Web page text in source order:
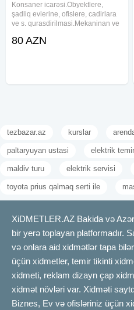
Konsaner icarəsi.Obyektlere,
şadliq evlerine, ofislere, cadirlara
ve s. qurasdirilmasi.Mekaninan ve
xidmetinizdeyik. Sifarise uyğun
80 AZN
tezbazar.az kurslar
paltaryuyan ustasi elektrik
maldiv turu elektrik servisi
toyota prius qalmaq serti ile
XiDMETLER.AZ Bakida və
bir yerə toplayan platformadır.
və onlara aid xidmətlər tapa
üçün xidmetler, temir tikinti
xidmeti, reklam dizayn çap
xidmət növləri var. Xidməti
Biznes, Ev və ofisləriniz üçün